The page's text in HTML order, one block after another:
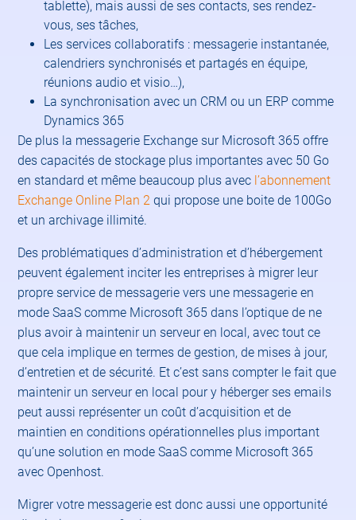
tablette), mais aussi de ses contacts, ses rendez-
vous, ses tâches,
Les services collaboratifs : messagerie instantanée,
calendriers synchronisés et partagés en équipe,
réunions audio et visio…),
La synchronisation avec un CRM ou un ERP comme
Dynamics 365
De plus la messagerie Exchange sur Microsoft 365 offre
des capacités de stockage plus importantes avec 50 Go
en standard et même beaucoup plus avec l’abonnement
Exchange Online Plan 2 qui propose une boite de 100Go
et un archivage illimité.
Des problématiques d’administration et d’hébergement
peuvent également inciter les entreprises à migrer leur
propre service de messagerie vers une messagerie en
mode SaaS comme Microsoft 365 dans l’optique de ne
plus avoir à maintenir un serveur en local, avec tout ce
que cela implique en termes de gestion, de mises à jour,
d’entretien et de sécurité. Et c’est sans compter le fait que
maintenir un serveur en local pour y héberger ses emails
peut aussi représenter un coût d’acquisition et de
maintien en conditions opérationnelles plus important
qu’une solution en mode SaaS comme Microsoft 365
avec Openhost.
Migrer votre messagerie est donc aussi une opportunité